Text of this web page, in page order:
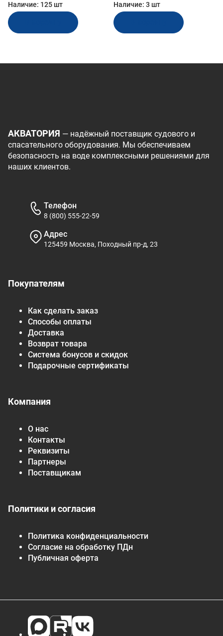
Наличие: 125 шт
Наличие: 3 шт
АКВАТОРИЯ — надёжный поставщик судового и
спасательного оборудования. Мы обеспечиваем
безопасность на воде комплексными решениями для
наших клиентов.
Покупателям
Как сделать заказ
Способы оплаты
Доставка
Возврат товара
Система бонусов и скидок
Подарочные сертификаты
Компания
О нас
Контакты
Реквизиты
Партнеры
Поставщикам
Политики и согласия
Политика конфиденциальности
Согласие на обработку ПДн
Публичная оферта
Телефон
8 (800) 555-22-59
Адрес
125459 Москва, Походный пр-д, 23